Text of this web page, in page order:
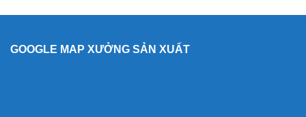
GOOGLE MAP XƯỞNG SẢN XUẤT